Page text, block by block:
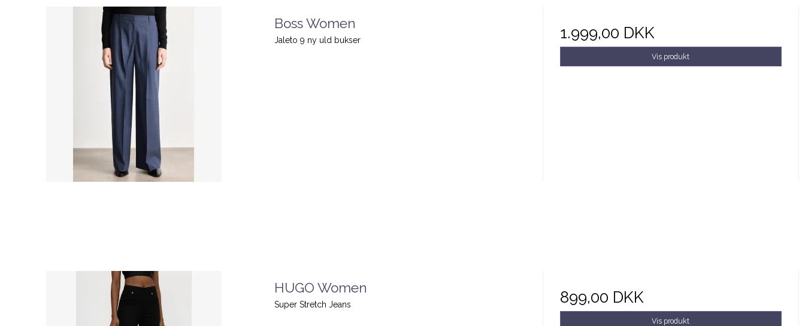
Boss Women
Jaleto 9 ny uld bukser 1.999,00 DKK
Vis produkt
HUGO Women
Super Stretch Jeans 899,00 DKK
Vis produkt